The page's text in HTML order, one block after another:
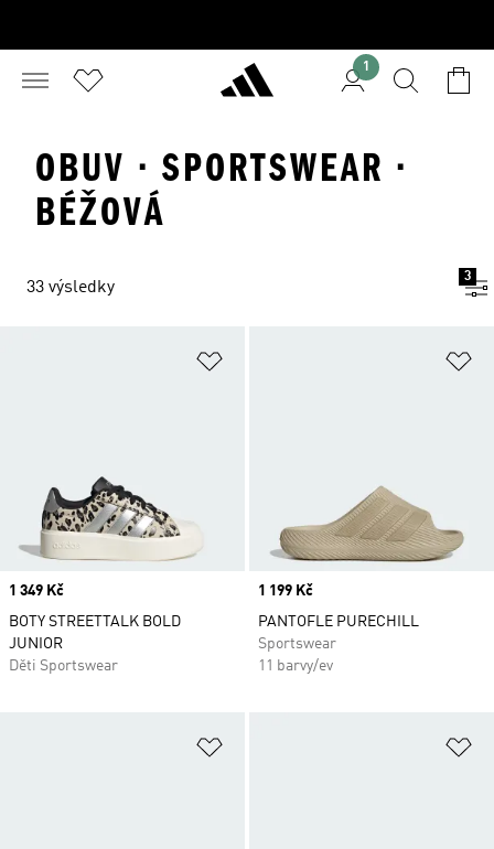
1
OBUV · SPORTSWEAR ·
BÉŽOVÁ
33 výsledky
3
Price
1 349 Kč
BOTY STREETTALK BOLD
JUNIOR
Děti Sportswear
Price
1 199 Kč
PANTOFLE PURECHILL
Sportswear
11 barvy/ev